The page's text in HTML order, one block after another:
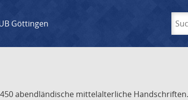
Göttingen
abendländische mittelalterliche